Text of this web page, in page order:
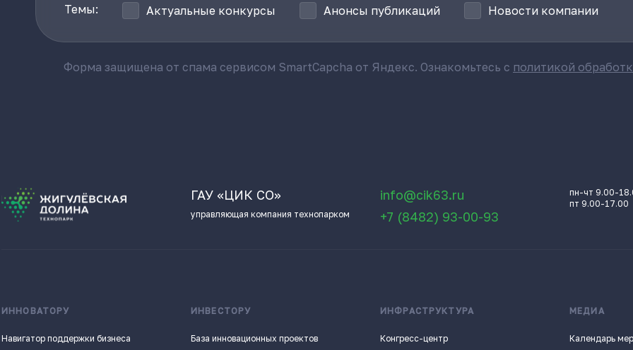
Темы: Актуальные конкурсы Анонсы публикаций Новости компании
Форма защищена от спама сервисом SmartCapcha от Яндекс. Ознакомьтесь с политикой
ГАУ «ЦИК СО»
управляющая компания технопарком
info@cik63.ru
+7 (8482) 93-00-93
пн-чт 9.00-
пт 9.00-17.00
ИННОВАТОРУ
Навигатор поддержки бизнеса
ИНВЕСТОРУ
База инновационных проектов
ИНФРАСТРУКТУРА
Конгресс-центр
МЕДИА
Календарь